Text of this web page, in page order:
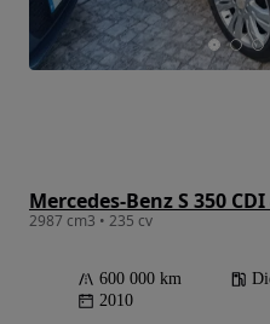
2987 cm3 • 235 cv
600 000 km
2010